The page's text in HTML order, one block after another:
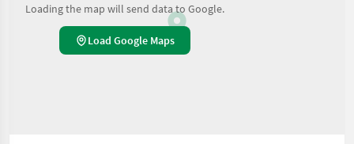
Loading the map will send data to Google.
Load Google Maps